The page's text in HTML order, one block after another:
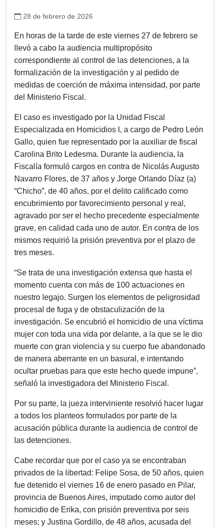
28 de febrero de 2026
En horas de la tarde de este viernes 27 de febrero se
llevó a cabo la audiencia multipropósito
correspondiente al control de las detenciones, a la
formalización de la investigación y al pedido de
medidas de coerción de máxima intensidad, por parte
del Ministerio Fiscal.
El caso es investigado por la Unidad Fiscal
Especializada en Homicidios I, a cargo de Pedro León
Gallo, quien fue representado por la auxiliar de fiscal
Carolina Brito Ledesma. Durante la audiencia, la
Fiscalía formuló cargos en contra de Nicolás Augusto
Navarro Flores, de 37 años y Jorge Orlando Díaz (a)
“Chicho”, de 40 años, por el delito calificado como
encubrimiento por favorecimiento personal y real,
agravado por ser el hecho precedente especialmente
grave, en calidad cada uno de autor. En contra de los
mismos requirió la prisión preventiva por el plazo de
tres meses.
“Se trata de una investigación extensa que hasta el
momento cuenta con más de 100 actuaciones en
nuestro legajo. Surgen los elementos de peligrosidad
procesal de fuga y de obstaculización de la
investigación. Se encubrió el homicidio de una víctima
mujer con toda una vida por delante, a la que se le dio
muerte con gran violencia y su cuerpo fue abandonado
de manera aberrante en un basural, e intentando
ocultar pruebas para que este hecho quede impune”,
señaló la investigadora del Ministerio Fiscal.
Por su parte, la jueza interviniente resolvió hacer lugar
a todos los planteos formulados por parte de la
acusación pública durante la audiencia de control de
las detenciones.
Cabe recordar que por el caso ya se encontraban
privados de la libertad: Felipe Sosa, de 50 años, quien
fue detenido el viernes 16 de enero pasado en Pilar,
provincia de Buenos Aires, imputado como autor del
homicidio de Erika, con prisión preventiva por seis
meses; y Justina Gordillo, de 48 años, acusada del